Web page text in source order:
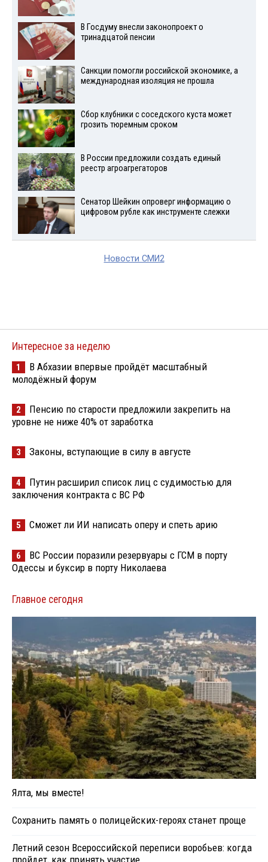
В Госдуму внесли законопроект о
тринадцатой пенсии
Санкции помогли российской экономике, а
международная изоляция не прошла
Сбор клубники с соседского куста может
грозить тюремным сроком
В России предложили создать единый
реестр агроагрегаторов
Сенатор Шейкин опроверг информацию о
цифровом рубле как инструменте слежки
Новости СМИ2
Интересное за неделю
1
В Абхазии впервые пройдёт масштабный
молодёжный форум
2
Пенсию по старости предложили закрепить на
уровне не ниже 40% от заработка
3 Законы, вступающие в силу в августе
4
Путин расширил список лиц с судимостью для
заключения контракта с ВС РФ
5 Сможет ли ИИ написать оперу и спеть арию
6
ВС России поразили резервуары с ГСМ в порту
Одессы и буксир в порту Николаева
Главное сегодня
Ялта, мы вместе!
Сохранить память о полицейских-героях станет проще
Летний сезон Всероссийской переписи воробьев: когда